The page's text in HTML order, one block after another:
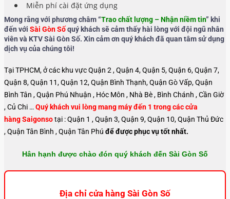
Miễn phí cài đặt ứng dụng
Mong rằng với phương châm “Trao chất lượng – Nhận niềm tin” khi
đến với Sài Gòn Sốquý khách sẽ cảm thấy hài lòng với đội ngũ nhân
viên và KTV Sài Gòn Số. Xin cảm ơn quý khách đã quan tâm sử dụng
dịch vụ của chúng tôi!
Tại TPHCM, ở các khu vực Quận 2 , Quận 4, Quận 5, Quận 6, Quận 7,
Quận 8, Quận 11, Quận 12, Quận Bình Thạnh, Quận Gò Vấp, Quận
Bình Tân , Quận Phú Nhuận , Hóc Môn , Nhà Bè , Bình Chánh , Cần Giờ
, Củ Chi … Quý khách vui lòng mang máy đến 1 trong các cửa
hàng Saigonsotại : Quận 1 , Quận 3, Quận 9, Quận 10, Quận Thủ Đức
, Quận Tân Bình , Quận Tân Phú để được phục vụ tốt nhất.
Hân hạnh được chào đón quý khách đến Sài Gòn Số
Địa chỉ cửa hàng Sài Gòn Số